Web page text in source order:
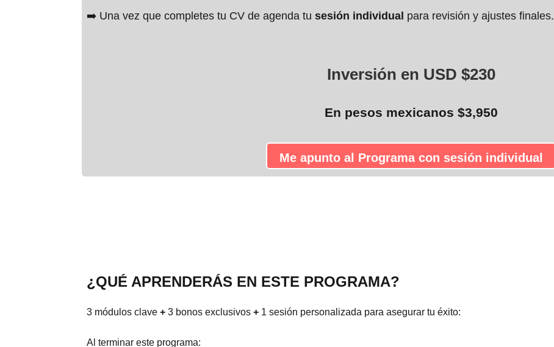
➡️ Una vez que completes tu CV de agenda tusesión individual para revisión y ajustes finales.
Inversión en USD $230
En pesos mexicanos $3,950
Me apunto al Programa con sesión individual
¿QUÉ APRENDERÁS EN ESTE PROGRAMA?
3 módulos clave+ 3 bonos exclusivos+ 1 sesión personalizada para asegurar tu éxito:
Al terminar este programa: